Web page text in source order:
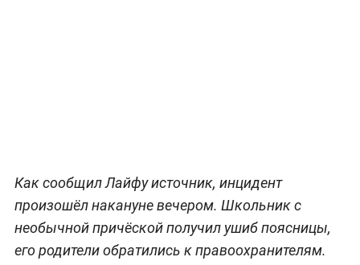
Как сообщил Лайфу источник, инцидент
произошёл накануне вечером. Школьник с
необычной причёской получил ушиб поясницы,
его родители обратились к правоохранителям.